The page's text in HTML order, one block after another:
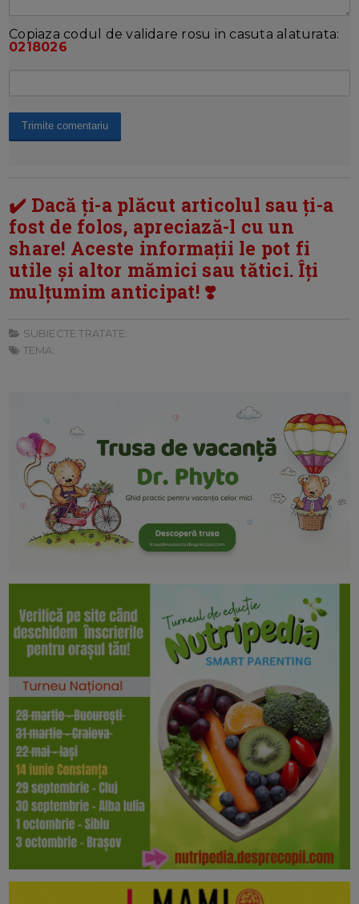
Copiaza codul de validare rosu in casuta alaturata:
0218026
✔️ Dacă ți-a plăcut articolul sau ți-a
fost de folos, apreciază-l cu un
share! Aceste informații le pot fi
utile și altor mămici sau tătici. Îți
mulțumim anticipat! ❣️
SUBIECTE TRATATE:
TEMA: